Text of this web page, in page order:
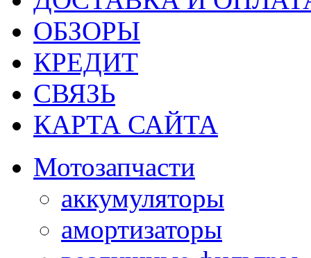
ОБЗОРЫ
КРЕДИТ
СВЯЗЬ
КАРТА САЙТА
Мотозапчасти
аккумуляторы
амортизаторы